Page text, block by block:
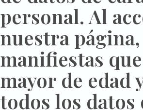
personal. Al
nuestra página,
manifiestas
mayor de edad
todos los datos